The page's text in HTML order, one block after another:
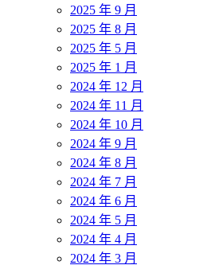
2025 年 9 月
2025 年 8 月
2025 年 5 月
2025 年 1 月
2024 年 12 月
2024 年 11 月
2024 年 10 月
2024 年 9 月
2024 年 8 月
2024 年 7 月
2024 年 6 月
2024 年 5 月
2024 年 4 月
2024 年 3 月